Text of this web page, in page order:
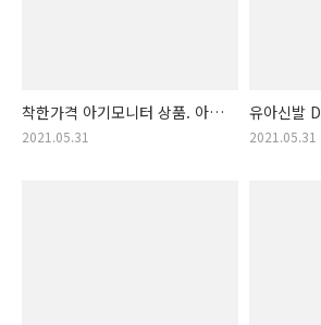
착한가격 아기모니터 상품. 아기
모니터 제품 모음zip! (베이비
2021.05.31
유아신발
상품!! 신
2021.05.31